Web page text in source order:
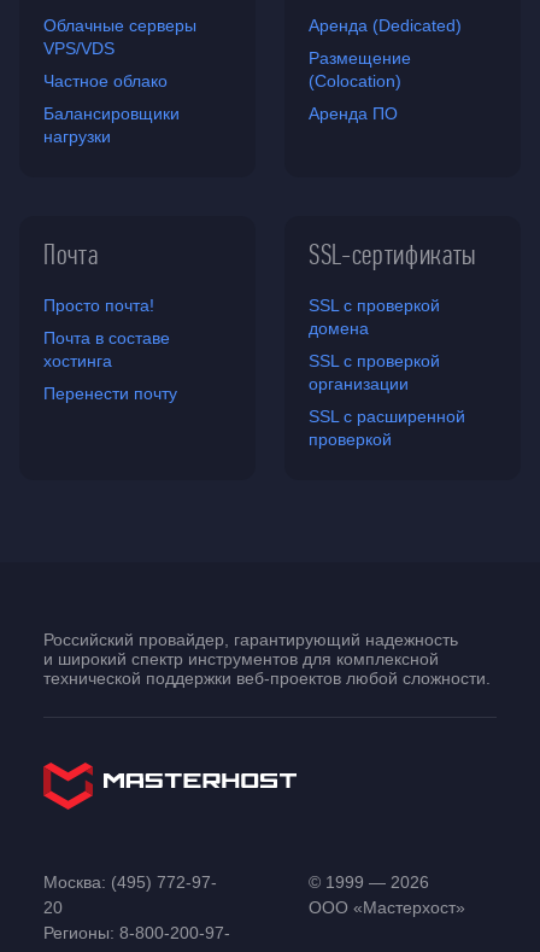
Облачные серверы
VPS/VDS
Частное облако
Балансировщики
нагрузки
Аренда (Dedicated)
Размещение
(Colocation)
Аренда ПО
Почта
Просто почта!
Почта в составе
хостинга
Перенести почту
SSL-сертификаты
SSL с проверкой
домена
SSL с проверкой
организации
SSL с расширенной
проверкой
Российский провайдер, гарантирующий надежность
и широкий спектр инструментов для комплексной
технической поддержки веб-проектов любой сложности.
Москва: (495) 772-97-
20
Регионы: 8-800-200-97-
© 1999 — 2026
ООО «Мастерхост»